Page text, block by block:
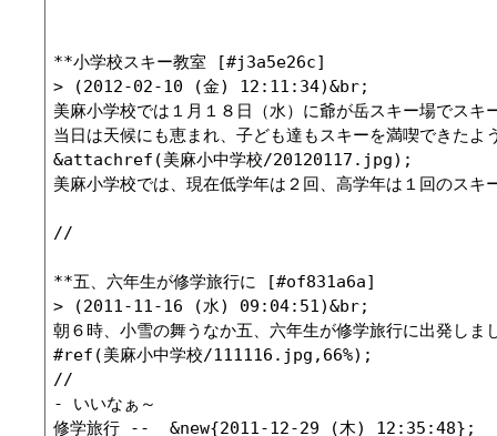
**小学校スキー教室 [#j3a5e26c]
> (2012-02-10 (金) 12:11:34)&br;
美麻小学校では１月１８日（水）に爺が岳スキー場でスキ
当日は天候にも恵まれ、子ども達もスキーを満喫できたよ
&attachref(美麻小中学校/20120117.jpg);
美麻小学校では、現在低学年は２回、高学年は１回のスキ
//
**五、六年生が修学旅行に [#of831a6a]
> (2011-11-16 (水) 09:04:51)&br;
朝６時、小雪の舞うなか五、六年生が修学旅行に出発しま
#ref(美麻小中学校/111116.jpg,66%);
//
- いいなぁ～
修学旅行 --  &new{2011-12-29 (木) 12:35:48};